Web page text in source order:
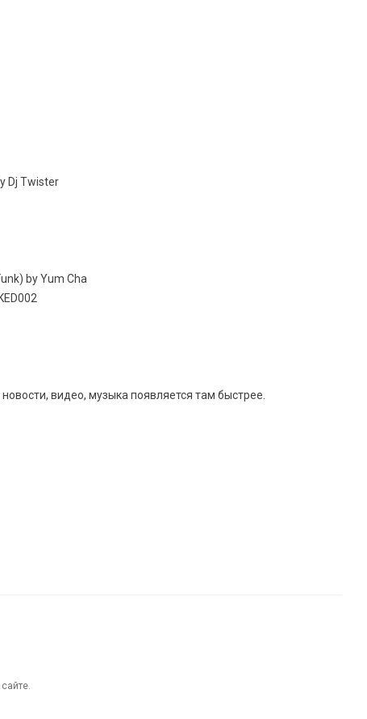
Dj Twister
by Yum Cha
новости, видео, музыка появляется там быстрее.